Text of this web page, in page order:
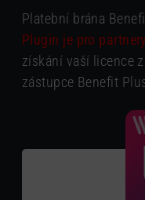
Platební brána
Plugin je pro
získání vaší licence
zástupce Benefit